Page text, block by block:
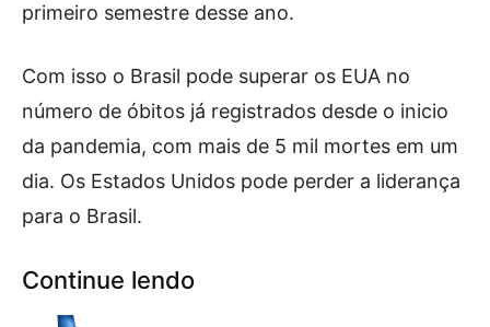
primeiro semestre desse ano.
Com isso o Brasil pode superar os EUA no
número de óbitos já registrados desde o inicio
da pandemia, com mais de 5 mil mortes em um
dia. Os Estados Unidos pode perder a liderança
para o Brasil.
Continue lendo